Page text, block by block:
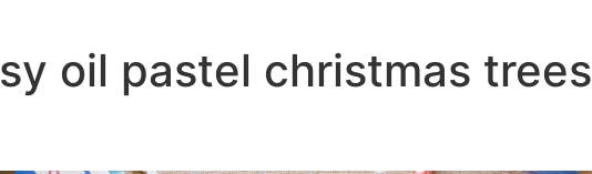
oil pastel christmas trees